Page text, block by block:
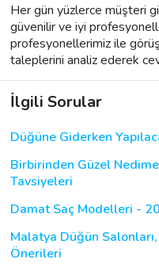
Her gün yüzlerce müşteri
güvenilir ve iyi
profesyonellerimiz ile
taleplerini analiz ederek
İlgili Sorular
Düğüne Giderken
Birbirinden Güzel
Tavsiyeleri
Damat Saç Modelleri -
Malatya Düğün
Önerileri